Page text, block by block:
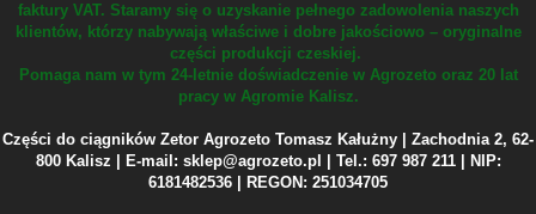
faktury VAT. Staramy się o uzyskanie pełnego zadowolenia naszych
klientów, którzy nabywają właściwe i dobre jakościowo – oryginalne
części produkcji czeskiej.
Pomaga nam w tym 24-letnie doświadczenie w Agrozeto oraz 20 lat
pracy w Agromie Kalisz.
Części do ciągników Zetor Agrozeto Tomasz Kałużny | Zachodnia 2, 62-
800 Kalisz | E-mail: sklep@agrozeto.pl | Tel.: 697 987 211 | NIP:
6181482536 | REGON: 251034705